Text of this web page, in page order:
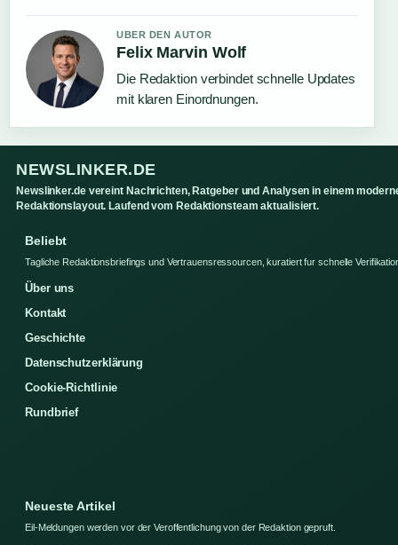
UBER DEN AUTOR
Felix Marvin Wolf
Die Redaktion verbindet schnelle Updates
mit klaren Einordnungen.
NEWSLINKER.DE
Newslinker.de vereint Nachrichten, Ratgeber und Analysen in einem
Redaktionslayout. Laufend vom Redaktionsteam aktualisiert.
Beliebt
Tagliche Redaktionsbriefings und Vertrauensressourcen, kuratiert fur schnelle
Über uns
Kontakt
Geschichte
Datenschutzerklärung
Cookie-Richtlinie
Rundbrief
Neueste Artikel
Eil-Meldungen werden vor der Veroffentlichung von der Redaktion gepruft.